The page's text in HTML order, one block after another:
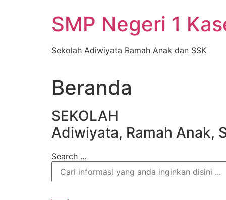
SMP Negeri 1
Sekolah Adiwiyata Ramah Anak dan SSK
Beranda
SEKOLAH
Adiwiyata, Ramah Anak,
Search …